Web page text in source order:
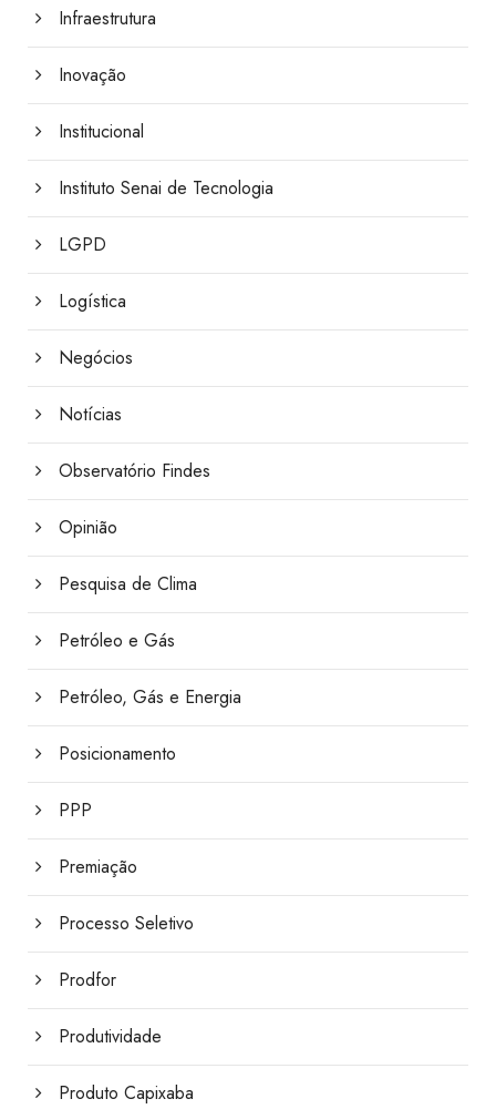
Infraestrutura
Inovação
Institucional
Instituto Senai de Tecnologia
LGPD
Logística
Negócios
Notícias
Observatório Findes
Opinião
Pesquisa de Clima
Petróleo e Gás
Petróleo, Gás e Energia
Posicionamento
PPP
Premiação
Processo Seletivo
Prodfor
Produtividade
Produto Capixaba